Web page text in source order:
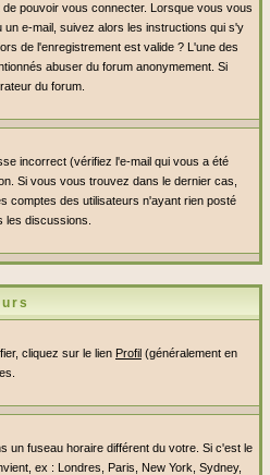
pouvoir vous connecter. Lorsque vous vous
e-mail, suivez alors les instructions qui s'y
de l'enregistrement est valide ? L'une des
abuser du forum anonymement. Si
du forum.
incorrect (vérifiez l'e-mail qui vous a été
Si vous vous trouvez dans le dernier cas,
comptes des utilisateurs n'ayant rien posté
les discussions.
cliquez sur le lien Profil (généralement en
un fuseau horaire différent du votre. Si c'est le
ex : Londres, Paris, New York, Sydney,